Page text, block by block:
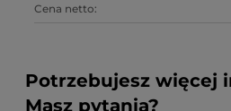
Cena netto:
Potrzebujesz więcej
Masz pytania?